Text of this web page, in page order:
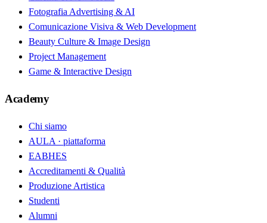
Fotografia Advertising & AI
Comunicazione Visiva & Web Development
Beauty Culture & Image Design
Project Management
Game & Interactive Design
Academy
Chi siamo
AULA · piattaforma
EABHES
Accreditamenti & Qualità
Produzione Artistica
Studenti
Alumni